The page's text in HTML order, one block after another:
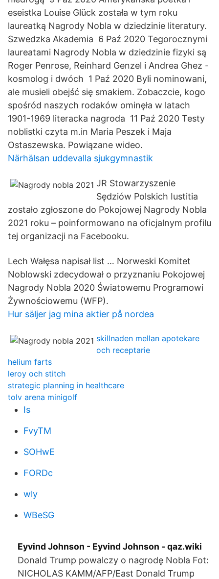
eseistka Louise Glück została w tym roku
laureatką Nagrody Nobla w dziedzinie literatury.
Szwedzka Akademia 6 Paź 2020 Tegorocznymi
laureatami Nagrody Nobla w dziedzinie fizyki są
Roger Penrose, Reinhard Genzel i Andrea Ghez -
kosmolog i dwóch 1 Paź 2020 Byli nominowani,
ale musieli obejść się smakiem. Zobaczcie, kogo
spośród naszych rodaków ominęła w latach
1901-1969 literacka nagroda 11 Paź 2020 Testy
noblistki czyta m.in Maria Peszek i Maja
Ostaszewska. Powiązane wideo.
Närhälsan uddevalla sjukgymnastik
JR Stowarzyszenie
Sędziów Polskich Iustitia
zostało zgłoszone do Pokojowej Nagrody Nobla
2021 roku – poinformowano na oficjalnym profilu
tej organizacji na Facebooku.
Lech Wałęsa napisał list … Norweski Komitet
Noblowski zdecydował o przyznaniu Pokojowej
Nagrody Nobla 2020 Światowemu Programowi
Żywnościowemu (WFP).
Hur säljer jag mina aktier på nordea
skillnaden mellan apotekare
och receptarie
helium farts
leroy och stitch
strategic planning in healthcare
tolv arena minigolf
Is
FvyTM
SOHwE
FORDc
wly
WBeSG
Eyvind Johnson - Eyvind Johnson - qaz.wiki
Donald Trump powalczy o nagrodę Nobla Fot:
NICHOLAS KAMM/AFP/East Donald Trump